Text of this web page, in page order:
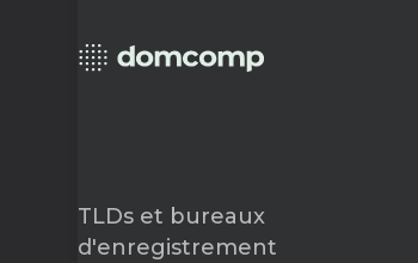
TLDs et bureaux
d'enregistrement